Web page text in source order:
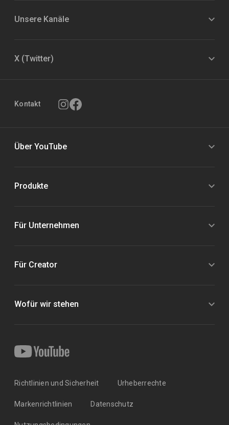
Unsere Kanäle
X (Twitter)
Kontakt
Über YouTube
Produkte
Für Unternehmen
Für Creator
Wofür wir stehen
Richtlinien und Sicherheit Urheberrechte
Markenrichtlinien Datenschutz